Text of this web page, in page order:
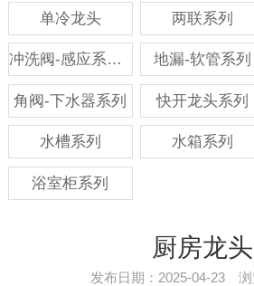
单冷龙头 两联系列
冲洗阀-感应系列系列 地漏-软管系列
角阀-下水器系列 快开龙头系列
水槽系列 水箱系列
浴室柜系列
厨房龙头
发布日期：2025-04-23